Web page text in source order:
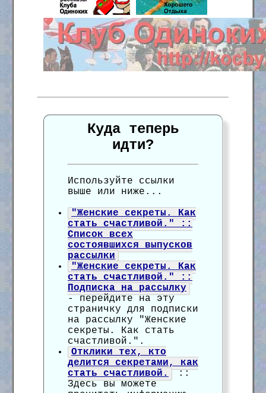
Куда теперь
идти?
Используйте ссылки
выше или ниже...
"Женские секреты. Как
стать счастливой." ::
Список всех
состоявшихся выпусков
рассылки
"Женские секреты. Как
стать счастливой." ::
Подписка на рассылку
- перейдите на эту
страничку для подписки
на рассылку "Женские
секреты. Как стать
счастливой.".
Отклики тех, кто
делится секретами, как
стать счастливой. ::
Здесь вы можете